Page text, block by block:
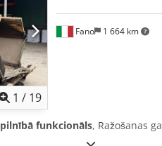
1 / 19
Fano 1 664 km
pilnībā funkcionāls, Ražošanas